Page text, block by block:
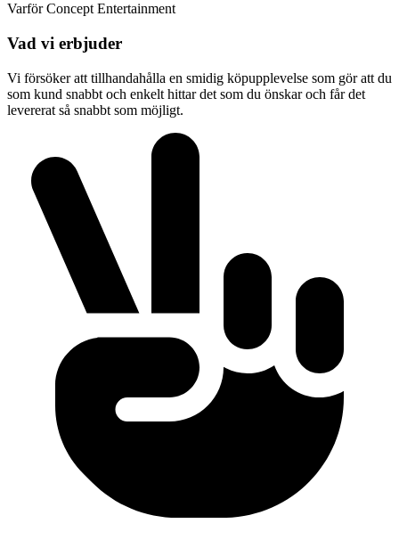
Varför Concept Entertainment
Vad vi erbjuder
Vi försöker att tillhandahålla en smidig köpupplevelse som gör att du
som kund snabbt och enkelt hittar det som du önskar och får det
levererat så snabbt som möjligt.